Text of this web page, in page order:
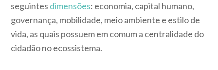
seguintes dimensões: economia, capital humano,
governança, mobilidade, meio ambiente e estilo de
vida, as quais possuem em comum a centralidade do
cidadão no ecossistema.